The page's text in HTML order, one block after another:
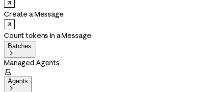
Create a Message
Count tokens in a Message
Batches

Managed Agents

Agents
